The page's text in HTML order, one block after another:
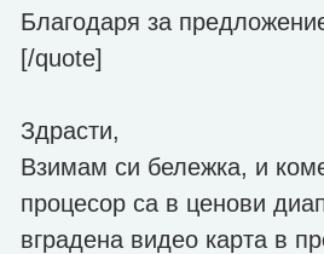
Благодаря за
[/quote]
Здрасти,
Взимам си бележка, и
процесор са в ценови
вградена видео карта в